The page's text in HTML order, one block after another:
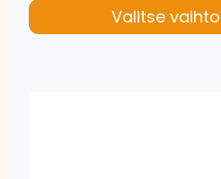
-
Valitse